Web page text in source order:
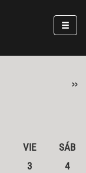
»
VIE
SÁB
3
4